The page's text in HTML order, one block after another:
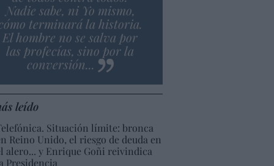
Nadie sabe, ni Yo mismo,
terminará la historia.
El hombre no se salva por
las profecías, sino por la
conversión...
leído
Situación límite: bronca
Reino Unido, el riesgo de deuda en
alero... y Enrique Goñi reivindica
Presidencia